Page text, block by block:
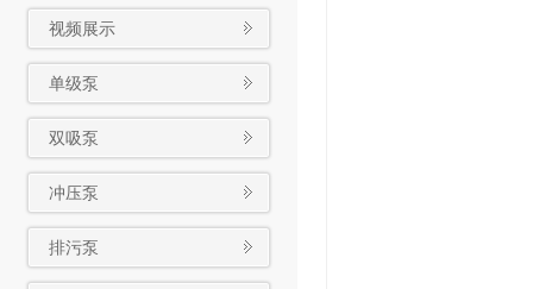
视频展示
单级泵
双吸泵
冲压泵
排污泵